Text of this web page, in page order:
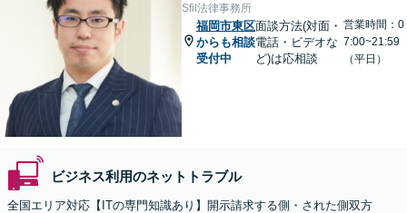
Sfil法律事務所
福岡市東区
からも相談
受付中
面談方法(対面・
電話・ビデオな
ど)は応相談
営業時間：0
7:00~21:59
（平日）
ビジネス利用のネットトラブル
全国エリア対応【ITの専門知識あり】開示請求する側・された側双方